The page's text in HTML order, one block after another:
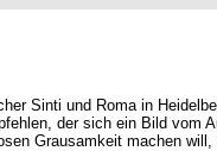
Sinti und Roma in
der sich ein Bild vom
Grausamkeit machen